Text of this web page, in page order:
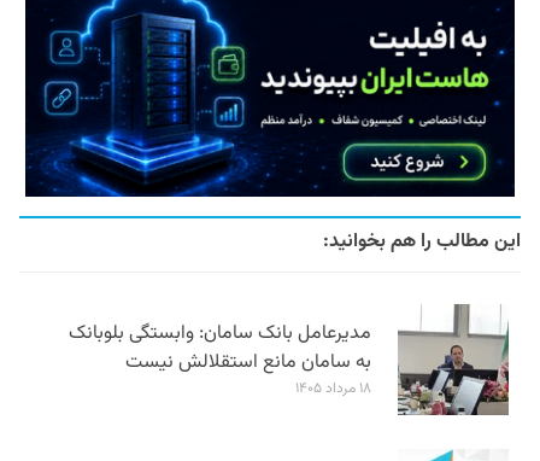
این مطالب را هم بخوانید:
مدیرعامل بانک سامان: وابستگی بلوبانک
به سامان مانع استقلالش نیست
۱۸ مرداد ۱۴۰۵